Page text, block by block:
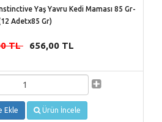
Yaş Yavru Kedi Maması 85 Gr-
Adetx85 Gr)
TL 656,00 TL
Ekle Ürün İncele